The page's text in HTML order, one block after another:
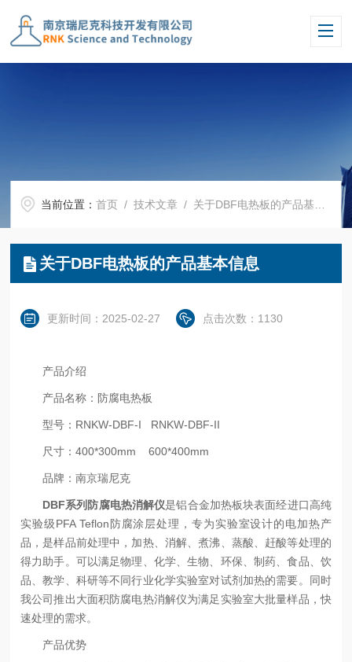
当前位置：首页 /技术文章 / 关于DBF电热板的产品基本信息
关于DBF电热板的产品基本信息
更新时间：2025-02-27 点击次数：1130
产品介绍
产品名称：防腐电热板
型号： RNKW-DBF-I RNKW-DBF-II
尺寸：400*300mm 600*400mm
品牌：南京瑞尼克
DBF系列防腐电热消解仪是铝合金加热板块表面经进口高纯
实验级PFA Teflon防腐涂层处理，专为实验室设计的电加热产
品，是样品前处理中，加热、消解、煮沸、蒸酸、赶酸等处理的
得力助手。 可以满足物理、化学、生物、环保、制药、食品、饮
品、教学、科研等不同行业化学实验室对试剂加热的需要。
同时
我公司推出大面积防腐电热消解仪为满足实验室大批量样品，快
速处理的需求。
产品优势